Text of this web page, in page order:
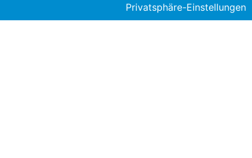
Privatsphäre-Einstellungen